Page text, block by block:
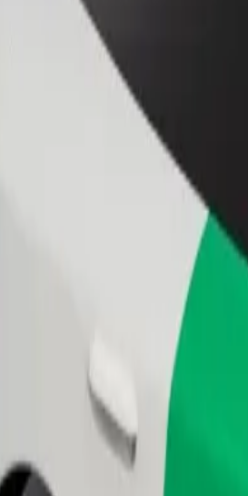
Füge ein
Erreiche mehr
steigere deinen
Lodge kommen
Lodge kommen? Entdecke
Klicks entfernt!